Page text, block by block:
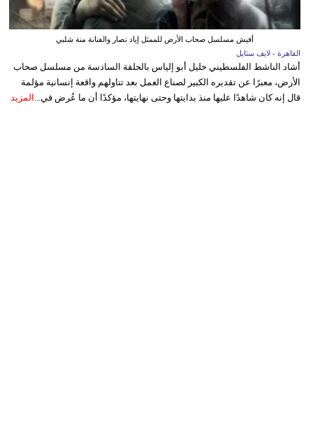
أفيش مسلسل صحاب الأرض للممثل إياد نصار والفنانة منة شلبي
القاهرة - لايف ستايل
أشاد الناشط الفلسطيني خليل أبو إلياس بالحلقة السادسة من مسلسل صحاب
الأرض، معبرًا عن تقديره الكبير لصناع العمل بعد تناولهم واقعة إنسانية مؤلمة
قال إنه كان شاهدًا عليها منذ بدايتها وحتى نهايتها، مؤكدًا أن ما عُرض في... المزيد